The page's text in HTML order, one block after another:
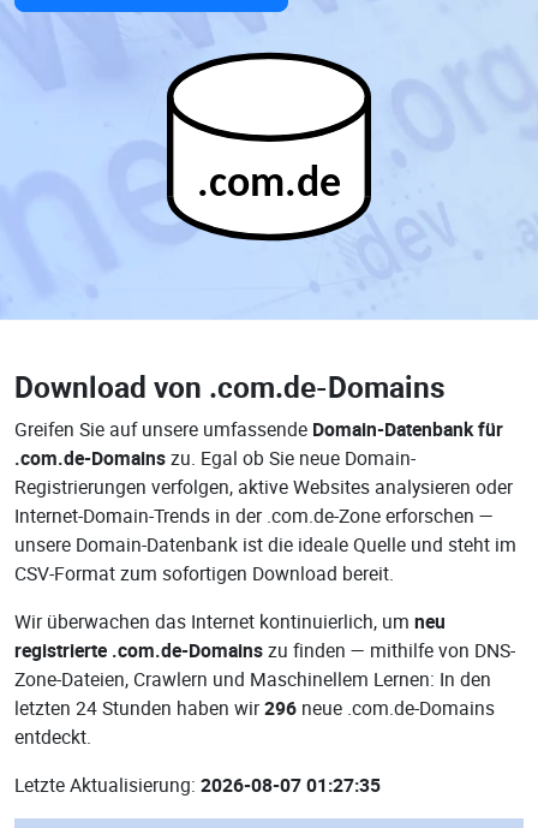
.com.de
Download von .com.de-Domains
Greifen Sie auf unsere umfassende Domain-Datenbank für
.com.de-Domainszu. Egal ob Sie neue Domain-
Registrierungen verfolgen, aktive Websites analysieren oder
Internet-Domain-Trends in der .com.de-Zone erforschen —
unsere Domain-Datenbank ist die ideale Quelle und steht im
CSV-Format zum sofortigen Download bereit.
Wir überwachen das Internet kontinuierlich, um neu
registrierte .com.de-Domainszu finden — mithilfe von DNS-
Zone-Dateien, Crawlern und Maschinellem Lernen: In den
letzten 24 Stunden haben wir296 neue .com.de-Domains
entdeckt.
Letzte Aktualisierung: 2026-08-07 01:27:35